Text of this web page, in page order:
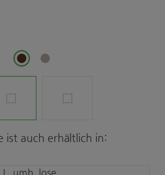
ist auch erhältlich in: